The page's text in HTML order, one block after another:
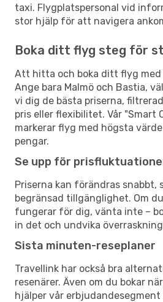
taxi. Flygplatspersonal vid
stor hjälp för att navigera
Boka ditt flyg steg för
Att hitta och boka ditt flyg med
Ange bara Malmö och Bastia,
vi dig de bästa priserna,
pris eller flexibilitet. Vår "Smart
markerar flyg med högsta
pengar.
Se upp för
Priserna kan förändras snabbt,
begränsad tillgänglighet. Om
fungerar för dig, vänta inte –
in det och undvika
Sista minuten-reseplaner
Travellink har också bra
resenärer. Även om du bokar
hjälper vår